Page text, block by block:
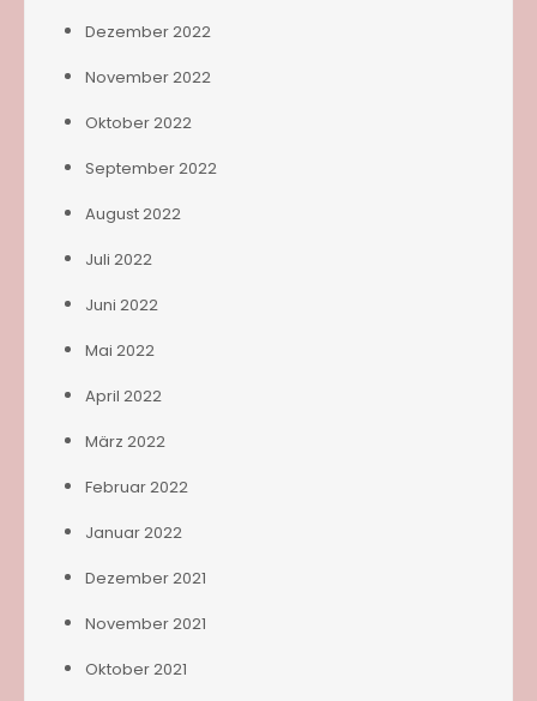
Dezember 2022
November 2022
Oktober 2022
September 2022
August 2022
Juli 2022
Juni 2022
Mai 2022
April 2022
März 2022
Februar 2022
Januar 2022
Dezember 2021
November 2021
Oktober 2021